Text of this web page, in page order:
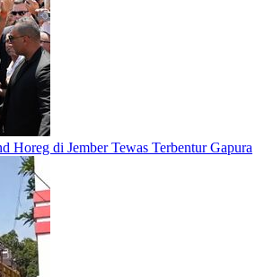
Horeg di Jember Tewas Terbentur Gapura